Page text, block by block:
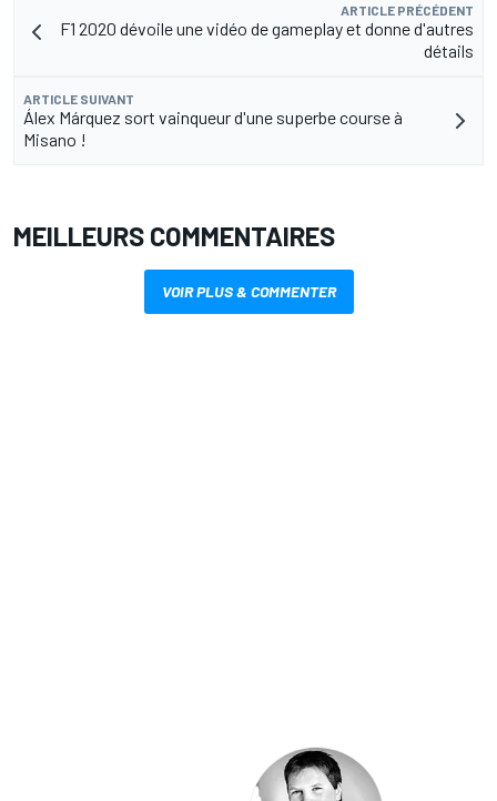
ARTICLE PRÉCÉDENT
F1 2020 dévoile une vidéo de gameplay et donne d'autres
détails
ARTICLE SUIVANT
Álex Márquez sort vainqueur d'une superbe course à
Misano !
MEILLEURS COMMENTAIRES
VOIR PLUS & COMMENTER